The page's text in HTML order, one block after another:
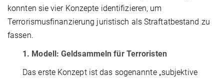
konnten sie vier Konzepte identifizieren, um
Terrorismusfinanzierung juristisch als Straftatbestand zu
fassen.
1. Modell: Geldsammeln für Terroristen
Das erste Konzept ist das sogenannte „subjektive